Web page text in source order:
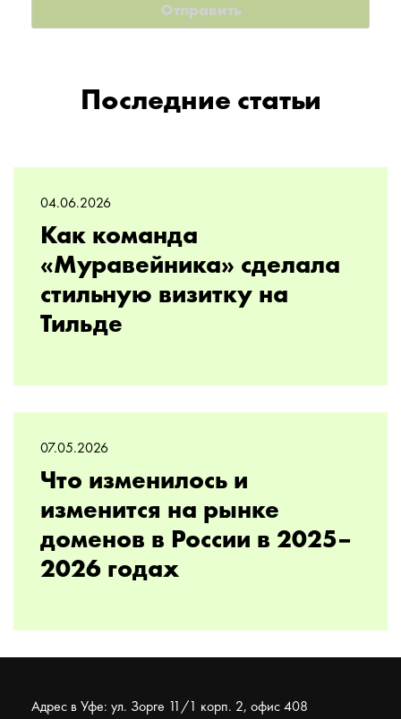
Последние статьи
04.06.2026
Как команда
«Муравейника» сделала
стильную визитку на
Тильде
07.05.2026
Что изменилось и
изменится на рынке
доменов в России в 2025–
2026 годах
Адрес в Уфе: ул. Зорге 11/1 корп. 2, офис 408